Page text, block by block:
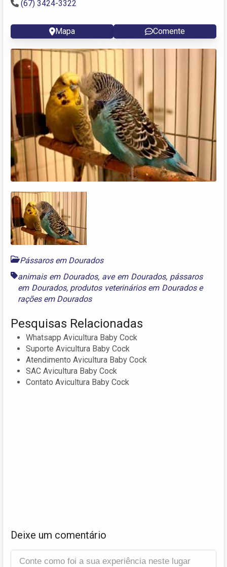
(67) 3424-3322
Mapa Comente
Pássaros em Dourados
animais em Dourados, ave em Dourados, pássaros
em Dourados, produtos veterinários em Douradose
rações em Dourados
Pesquisas Relacionadas
Whatsapp Avicultura Baby Cock
Suporte Avicultura Baby Cock
Atendimento Avicultura Baby Cock
SAC Avicultura Baby Cock
Contato Avicultura Baby Cock
Deixe um comentário